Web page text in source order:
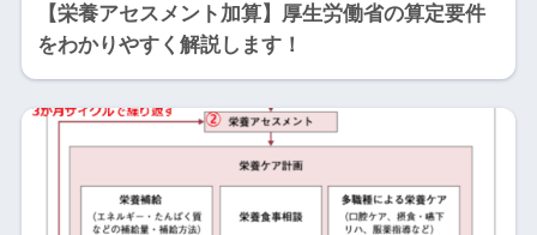
【栄養アセスメント加算】厚生労働省の算定要件
をわかりやすく解説します！